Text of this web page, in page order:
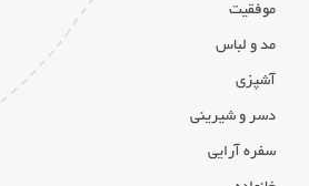
موفقیت
مد و لباس
آشپزی
دسر و شیرینی
سفره آرایی